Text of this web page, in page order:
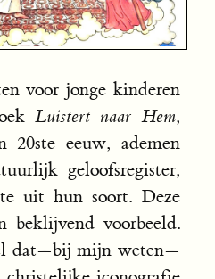
voor jonge kinderen
Luistert naar Hem,
20ste eeuw, ademen
geloofsregister,
uit hun soort. Deze
voorbeeld.
dat—bij mijn weten—